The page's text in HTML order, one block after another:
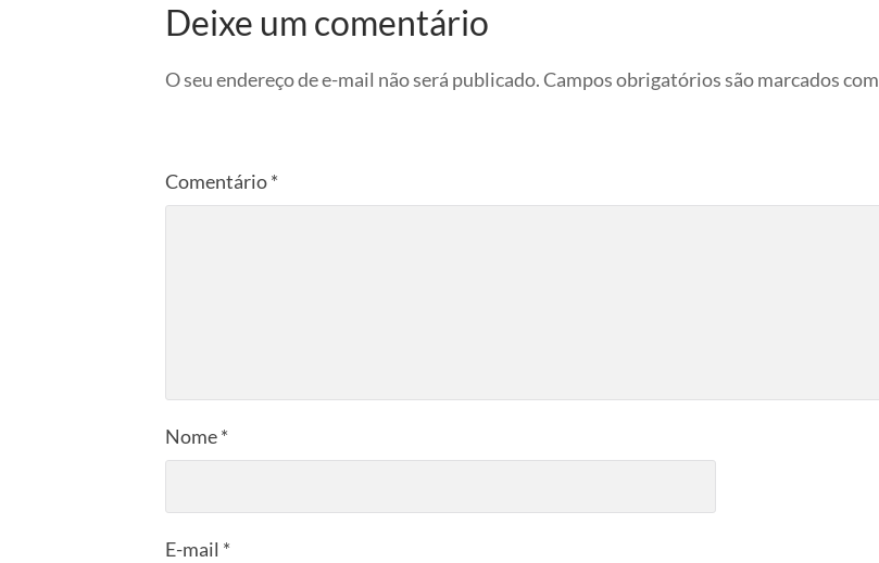
Deixe um comentário
O seu endereço de e-mail não será publicado.Campos obrigatórios são marcados com
Comentário*
Nome*
E-mail *